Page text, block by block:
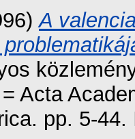
A
Acta
pp. 5-